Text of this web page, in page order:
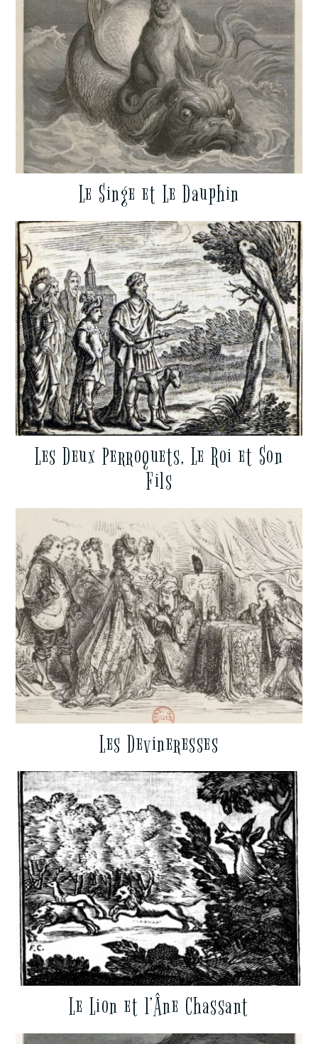
Le Singe et Le Dauphin
Les Deux Perroquets, Le Roi et Son
Fils
Les Devineresses
Le Lion et l’Âne Chassant